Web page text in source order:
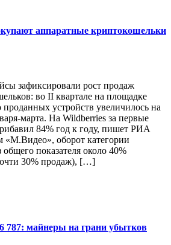
аппаратные криптокошельки
зафиксировали рост продаж
во II квартале на площадке
устройств увеличилось на
марта. На Wildberries за первые
84% год к году, пишет РИА
оборот категории
показателя около 40%
30% продаж), […]
787: майнеры на грани убытков